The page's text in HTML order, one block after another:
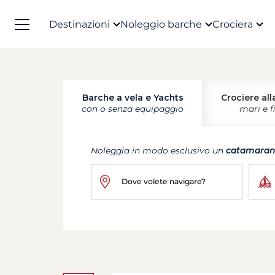
Destinazioni Noleggio barche Crociera
Barche a vela e Yachts
con o senza equipaggio
Crociere
mari e
Noleggia in modo esclusivo un